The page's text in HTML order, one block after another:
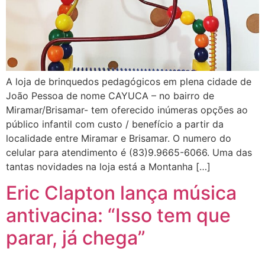
A loja de brinquedos pedagógicos em plena cidade de
João Pessoa de nome CAYUCA – no bairro de
Miramar/Brisamar- tem oferecido inúmeras opções ao
público infantil com custo / benefício a partir da
localidade entre Miramar e Brisamar. O numero do
celular para atendimento é (83)9.9665-6066. Uma das
tantas novidades na loja está a Montanha […]
Eric Clapton lança música
antivacina: “Isso tem que
parar, já chega”